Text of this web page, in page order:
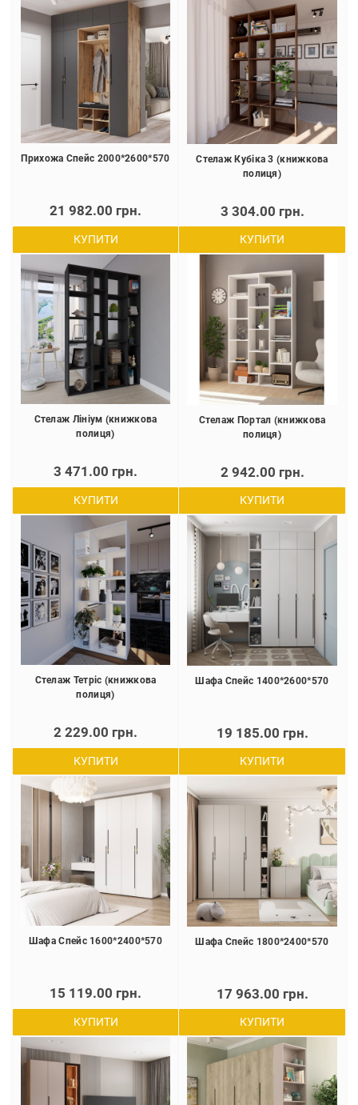
Прихожа Спейс 2000*2600*570
21 982.00 грн.
КУПИТИ
Стелаж Кубіка 3 (книжкова
полиця)
3 304.00 грн.
КУПИТИ
Стелаж Лініум (книжкова
полиця)
3 471.00 грн.
КУПИТИ
Стелаж Портал (книжкова
полиця)
2 942.00 грн.
КУПИТИ
Стелаж Тетріс (книжкова
полиця)
2 229.00 грн.
КУПИТИ
Шафа Спейс 1400*2600*570
19 185.00 грн.
КУПИТИ
Шафа Спейс 1600*2400*570
15 119.00 грн.
КУПИТИ
Шафа Спейс 1800*2400*570
17 963.00 грн.
КУПИТИ